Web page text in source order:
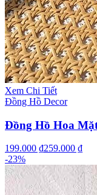
Xem Chi Tiết
Đồng Hồ Decor
Đồng Hồ Hoa
199.000 ₫259.000 ₫
-23%